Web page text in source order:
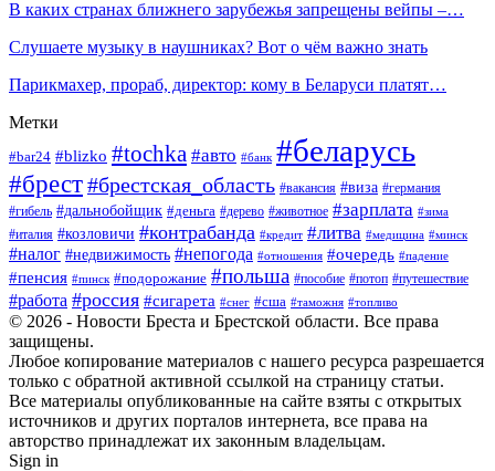
В каких странах ближнего зарубежья запрещены вейпы –…
Слушаете музыку в наушниках? Вот о чём важно знать
Парикмахер, прораб, директор: кому в Беларуси платят…
Метки
#bar24 #blizko #tochka #авто #банк #беларусь
#брест#брестская_область #вакансия #виза #германия
#гибель #дальнобойщик #деньга #дерево #животное #зарплата #зима
#италия #козловичи #контрабанда #кредит #литва #медицина #минск
#налог #недвижимость #непогода #отношения #очередь #падение
#пенсия #пинск #подорожание #польша #пособие #потоп #путешествие
#работа #россия #сигарета #снег #сша #таможня #топливо
© 2026 - Новости Бреста и Брестской области. Все права
защищены.
Любое копирование материалов с нашего ресурса разрешается
только с обратной активной ссылкой на страницу статьи.
Все материалы опубликованные на сайте взяты с открытых
источников и других порталов интернета, все права на
авторство принадлежат их законным владельцам.
Sign in